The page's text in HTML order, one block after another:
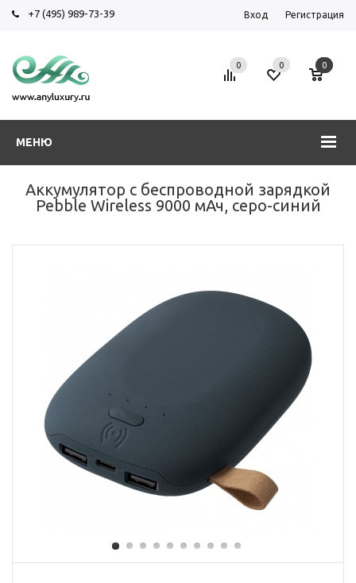
+7 (495) 989-73-39 Вход Регистрация
МЕНЮ
0 0 0
Аккумулятор с беспроводной зарядкой
Pebble Wireless 9000 мАч, серо-синий